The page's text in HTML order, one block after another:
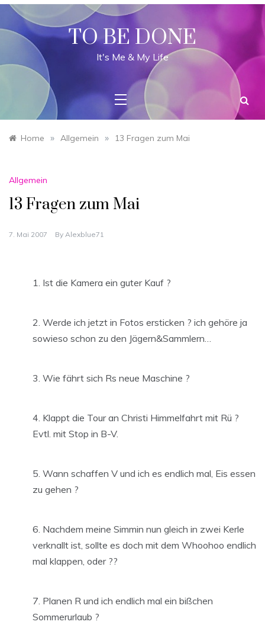
Skip
content
TO BE DONE
It's Me & My Life
Home » Allgemein » 13 Fragen zum Mai
Allgemein
13 Fragen zum Mai
7. Mai 2007 By Alexblue71
Ist die Kamera ein guter Kauf ?
Werde ich jetzt in Fotos ersticken ? ich gehöre ja
sowieso schon zu den Jägern&Sammlern…
Wie fährt sich Rs neue Maschine ?
Klappt die Tour an Christi Himmelfahrt mit Rü ?
Evtl. mit Stop in B-V.
Wann schaffen V und ich es endlich mal, Eis essen
zu gehen ?
Nachdem meine Simmin nun gleich in zwei Kerle
verknallt ist, sollte es doch mit dem Whoohoo endlich
mal klappen, oder ??
Planen R und ich endlich mal ein bißchen
Sommerurlaub ?